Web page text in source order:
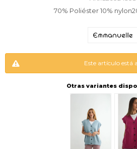
70% Poliéster 10%
Este artículo está
Otras variantes